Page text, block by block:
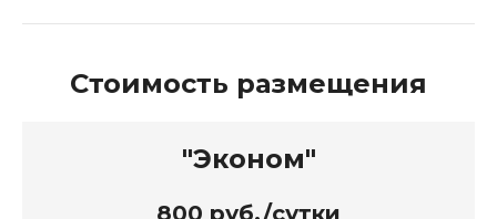
Стоимость размещения
"Стандарт"
1000 руб./сутки